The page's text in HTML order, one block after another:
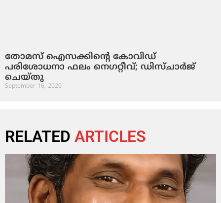
തോമസ് ഐസക്കിന്റെ കോവിഡ്
പരിശോധനാ ഫലം നെഗറ്റീവ്; ഡിസ്‍ചാര്‍ജ്
ചെയ്തു
September 16, 2020
RELATED ARTICLES